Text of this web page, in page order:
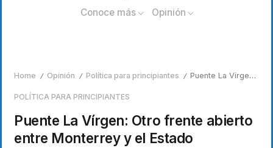
Conoce más
Opinión
Home / Opinión / Política para principiantes / Puente La Vírgen: Otro frente abierto entre Monterrey y el Estado
POLÍTICA PARA PRINCIPIANTES
Puente La Vírgen: Otro frente abierto
entre Monterrey y el Estado